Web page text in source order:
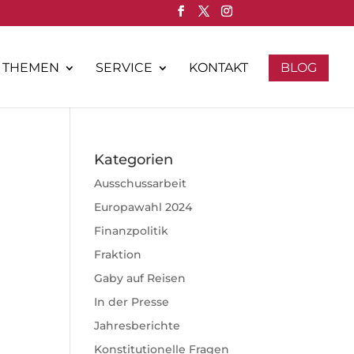
THEMEN SERVICE KONTAKT BLOG
Kategorien
Ausschussarbeit
Europawahl 2024
Finanzpolitik
Fraktion
Gaby auf Reisen
In der Presse
Jahresberichte
Konstitutionelle Fragen